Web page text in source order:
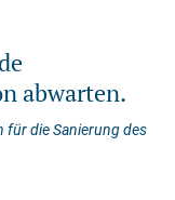
abwarten.
für die Sanierung des